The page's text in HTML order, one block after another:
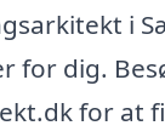
i
for dig.
for at